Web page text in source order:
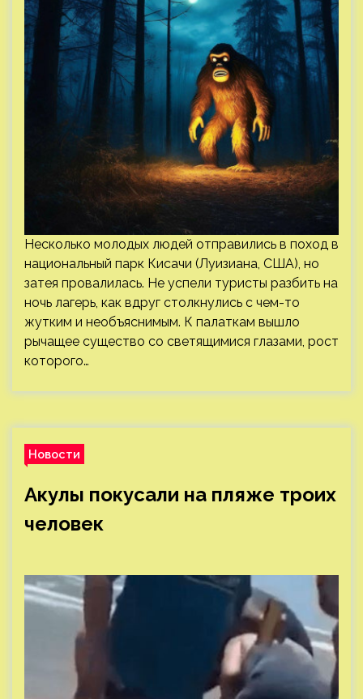
Несколько молодых людей отправились в поход в
национальный парк Кисачи (Луизиана, США), но
затея провалилась. Не успели туристы разбить на
ночь лагерь, как вдруг столкнулись с чем-то
жутким и необъяснимым. К палаткам вышло
рычащее существо со светящимися глазами, рост
которого…
Новости
Акулы покусали на пляже троих
человек